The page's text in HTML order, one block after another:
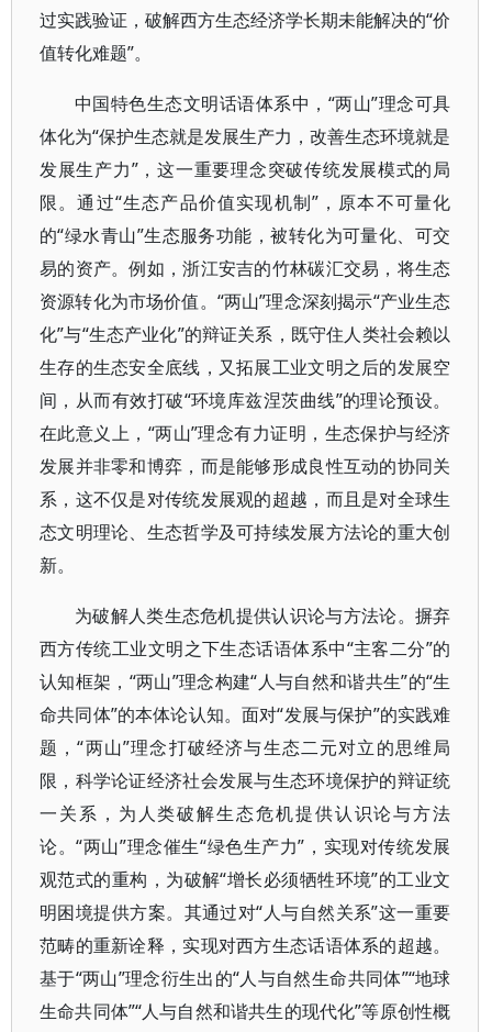
过实践验证，破解西方生态经济学长期未能解决的“价
值转化难题”。
中国特色生态文明话语体系中，“两山”理念可具
体化为“保护生态就是发展生产力，改善生态环境就是
发展生产力”，这一重要理念突破传统发展模式的局
限。通过“生态产品价值实现机制”，原本不可量化
的“绿水青山”生态服务功能，被转化为可量化、可交
易的资产。例如，浙江安吉的竹林碳汇交易，将生态
资源转化为市场价值。“两山”理念深刻揭示“产业生态
化”与“生态产业化”的辩证关系，既守住人类社会赖以
生存的生态安全底线，又拓展工业文明之后的发展空
间，从而有效打破“环境库兹涅茨曲线”的理论预设。
在此意义上，“两山”理念有力证明，生态保护与经济
发展并非零和博弈，而是能够形成良性互动的协同关
系，这不仅是对传统发展观的超越，而且是对全球生
态文明理论、生态哲学及可持续发展方法论的重大创
新。
为破解人类生态危机提供认识论与方法论。摒弃
西方传统工业文明之下生态话语体系中“主客二分”的
认知框架，“两山”理念构建“人与自然和谐共生”的“生
命共同体”的本体论认知。面对“发展与保护”的实践难
题，“两山”理念打破经济与生态二元对立的思维局
限，科学论证经济社会发展与生态环境保护的辩证统
一关系，为人类破解生态危机提供认识论与方法
论。“两山”理念催生“绿色生产力”，实现对传统发展
观范式的重构，为破解“增长必须牺牲环境”的工业文
明困境提供方案。其通过对“人与自然关系”这一重要
范畴的重新诠释，实现对西方生态话语体系的超越。
基于“两山”理念衍生出的“人与自然生命共同体”“地球
生命共同体”“人与自然和谐共生的现代化”等原创性概